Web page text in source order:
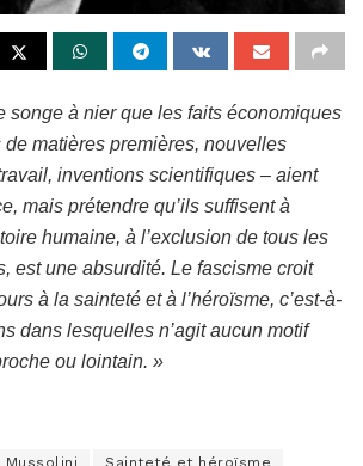
songe à nier que les faits économiques
de matières premières, nouvelles
inventions scientifiques – aient
mais prétendre qu’ils suffisent à
humaine, à l’exclusion de tous les
est une absurdité. Le fascisme croit
à la sainteté et à l’héroïsme, c’est-à-
dans lesquelles n’agit aucun motif
ou lointain. »
Mussolini Sainteté et héroïsme